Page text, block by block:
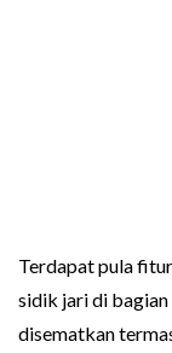
Terdapat pula
sidik jari di
disematkan